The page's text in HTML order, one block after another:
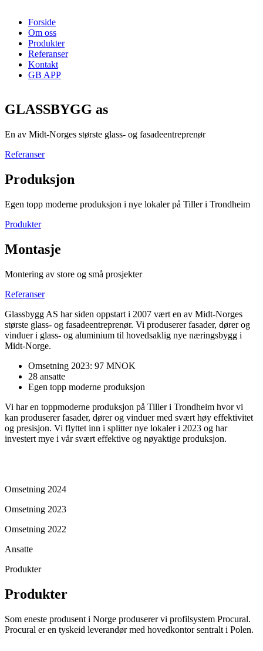
Forside
Om oss
Produkter
Referanser
Kontakt
GB APP
GLASSBYGG as
En av Midt-Norges største glass- og fasadeentreprenør
Referanser
Produksjon
Egen topp moderne produksjon i nye lokaler på Tiller i Trondheim
Produkter
Montasje
Montering av store og små prosjekter
Referanser
Glassbygg AS har siden oppstart i 2007 vært en av Midt-Norges
største glass- og fasadeentreprenør. Vi produserer fasader, dører og
vinduer i glass- og aluminium til hovedsaklig nye næringsbygg i
Midt-Norge.
Omsetning 2023: 97 MNOK
28 ansatte
Egen topp moderne produksjon
Vi har en toppmoderne produksjon på Tiller i Trondheim hvor vi
kan produserer fasader, dører og vinduer med svært høy effektivitet
og presisjon. Vi flyttet inn i splitter nye lokaler i 2023 og har
investert mye i vår svært effektive og nøyaktige produksjon.
Omsetning 2024
Omsetning 2023
Omsetning 2022
Ansatte
Produkter
Produkter
Som eneste produsent i Norge produserer vi profilsystem Procural.
Procural er en tyskeid leverandør med hovedkontor sentralt i Polen.